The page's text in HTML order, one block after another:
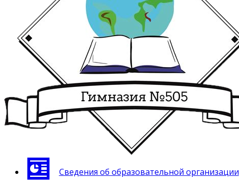
Сведения об образовательной организации